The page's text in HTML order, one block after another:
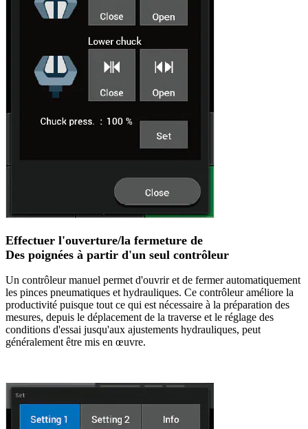
Effectuer l'ouverture/la fermeture de
Des poignées à partir d'un seul contrôleur
Un contrôleur manuel permet d'ouvrir et de fermer automatiquement
les pinces pneumatiques et hydrauliques. Ce contrôleur améliore la
productivité puisque tout ce qui est nécessaire à la préparation des
mesures, depuis le déplacement de la traverse et le réglage des
conditions d'essai jusqu'aux ajustements hydrauliques, peut
généralement être mis en œuvre.